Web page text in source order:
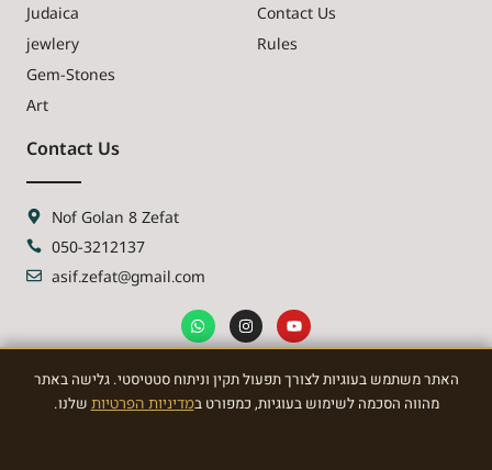
האתר משתמש בעוגיות לצורך תפעול תקין וניתוח סטטיסטי. גלישה באתר
מהווה הסכמה לשימוש בעוגיות, כמפורט במדיניות הפרטיותשלנו.
Judaica
jewlery
Gem-Stones
Art
Contact Us
Rules
Contact Us
Nof Golan 8 Zefat
050-3212137
asif.zefat@gmail.com
NEWSLETTER